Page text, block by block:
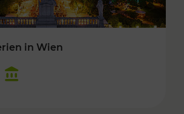
in Wien